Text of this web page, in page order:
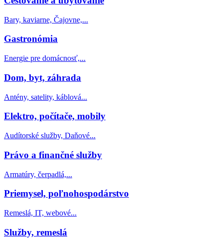
Bary, kaviarne, Čajovne,...
Gastronómia
Energie pre domácnosť,...
Dom, byt, záhrada
Antény, satelity, káblová...
Elektro, počítače, mobily
Audítorské služby, Daňové...
Právo a finančné služby
Armatúry, čerpadlá,...
Priemysel, poľnohospodárstvo
Remeslá, IT, webové...
Služby, remeslá